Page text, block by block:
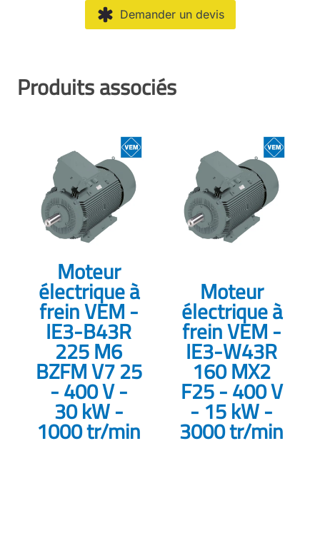
Demander un devis
Produits associés
Moteur
électrique à
frein VEM -
IE3-B43R
225 M6
BZFM V7 25
- 400 V -
30 kW -
1000 tr/min
Moteur
électrique à
frein VEM -
IE3-W43R
160 MX2
F25 - 400 V
- 15 kW -
3000 tr/min